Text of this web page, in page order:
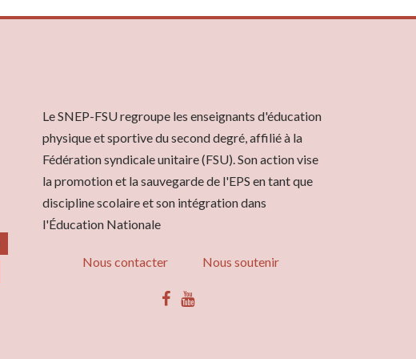
Le SNEP-FSU regroupe les enseignants d'éducation
physique et sportive du second degré, affilié à la
Fédération syndicale unitaire (FSU). Son action vise
la promotion et la sauvegarde de l'EPS en tant que
discipline scolaire et son intégration dans
l'Éducation Nationale
Nous contacter Nous soutenir